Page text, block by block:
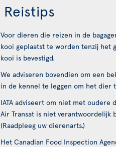
Reistips
Voor dieren die reizen in de
kooi geplaatst te worden tenzij het
kooi is bevestigd.
We adviseren bovendien om een
in de kennel te leggen om het dier
IATA adviseert om niet met oudere
Air Transat is niet verantwoordelijk
(Raadpleeg uw dierenarts.)
Het Canadian Food Inspection